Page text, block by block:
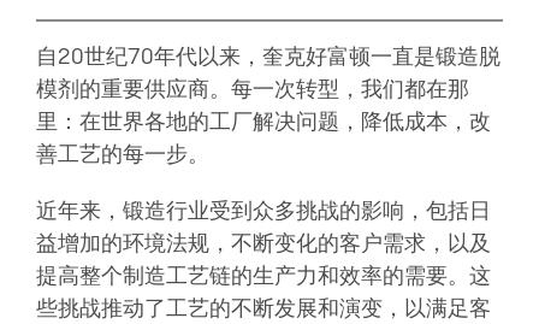
自20世纪70年代以来，奎克好富顿一直是锻造脱
模剂的重要供应商。每一次转型，我们都在那
里：在世界各地的工厂解决问题，降低成本，改
善工艺的每一步。
近年来，锻造行业受到众多挑战的影响，包括日
益增加的环境法规，不断变化的客户需求，以及
提高整个制造工艺链的生产力和效率的需要。这
些挑战推动了工艺的不断发展和演变，以满足客